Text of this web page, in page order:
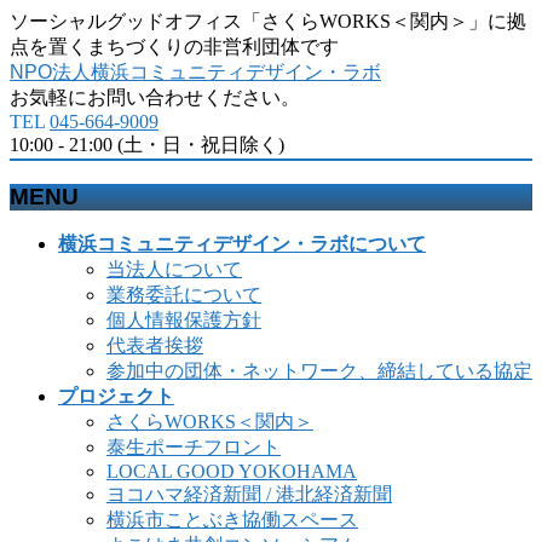
ソーシャルグッドオフィス「さくらWORKS＜関内＞」に拠
点を置くまちづくりの非営利団体です
NPO法人横浜コミュニティデザイン・ラボ
お気軽にお問い合わせください。
TEL 045-664-9009
10:00 - 21:00 (土・日・祝日除く)
MENU
横浜コミュニティデザイン・ラボについて
当法人について
業務委託について
個人情報保護方針
代表者挨拶
参加中の団体・ネットワーク、締結している協定
プロジェクト
さくらWORKS＜関内＞
泰生ポーチフロント
LOCAL GOOD YOKOHAMA
ヨコハマ経済新聞 / 港北経済新聞
横浜市ことぶき協働スペース